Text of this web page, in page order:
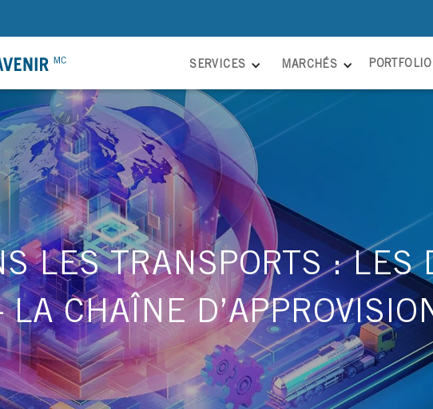
SERVICES MARCHÉS PORTFOLIO
LES TRANSPORTS : LES
CHAÎNE